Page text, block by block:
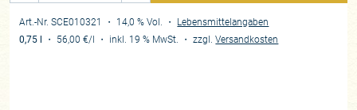
Art.-Nr. SCE010321 ・ 14,0 % Vol. ・ Lebensmittelangaben
0,75 l
・ 56,00 €/l ・ inkl. 19 % MwSt. ・zzgl.Versandkosten